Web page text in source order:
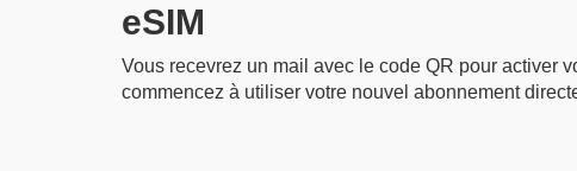
eSIM
Vous recevrez un mail avec le code QR pour activer
commencez à utiliser votre nouvel abonnement